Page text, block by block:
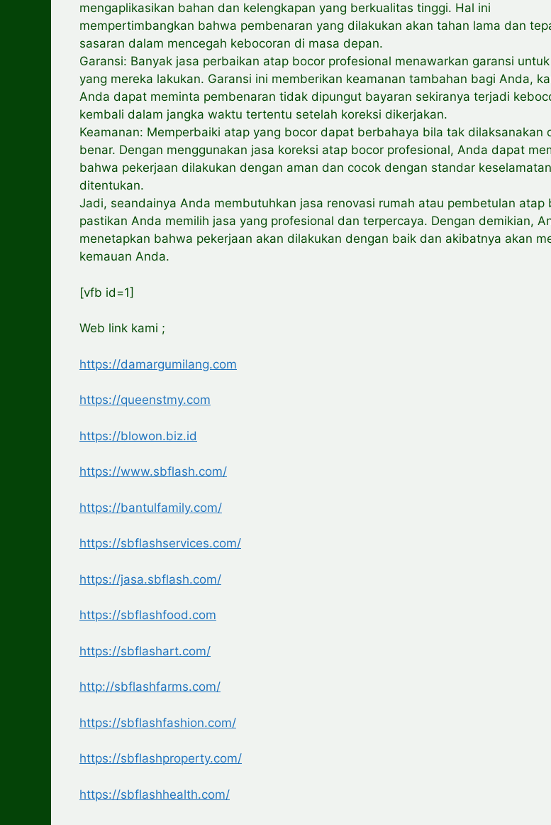
mengaplikasikan bahan dan kelengkapan yang berkualitas tinggi. Hal ini
mempertimbangkan bahwa pembenaran yang dilakukan akan tahan lama dan
sasaran dalam mencegah kebocoran di masa depan.
Garansi: Banyak jasa perbaikan atap bocor profesional menawarkan garansi
yang mereka lakukan. Garansi ini memberikan keamanan tambahan bagi Anda,
Anda dapat meminta pembenaran tidak dipungut bayaran sekiranya terjadi
kembali dalam jangka waktu tertentu setelah koreksi dikerjakan.
Keamanan: Memperbaiki atap yang bocor dapat berbahaya bila tak dilaksanakan
benar. Dengan menggunakan jasa koreksi atap bocor profesional, Anda dapat
bahwa pekerjaan dilakukan dengan aman dan cocok dengan standar
ditentukan.
Jadi, seandainya Anda membutuhkan jasa renovasi rumah atau pembetulan atap
pastikan Anda memilih jasa yang profesional dan terpercaya. Dengan demikian,
menetapkan bahwa pekerjaan akan dilakukan dengan baik dan akibatnya akan
kemauan Anda.
[vfb id=1]
Web link kami ;
https://damargumilang.com
https://queenstmy.com
https://blowon.biz.id
https://www.sbflash.com/
https://bantulfamily.com/
https://sbflashservices.com/
https://jasa.sbflash.com/
https://sbflashfood.com
https://sbflashart.com/
http://sbflashfarms.com/
https://sbflashfashion.com/
https://sbflashproperty.com/
https://sbflashhealth.com/